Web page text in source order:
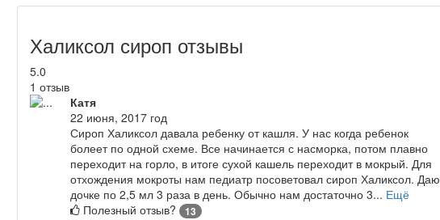
Халиксол сироп отзывы
5.0
1 отзыв
Катя
22 июня, 2017 год
Сироп Халиксол давала ребенку от кашля. У нас когда ребенок
болеет по одной схеме. Все начинается с насморка, потом плавно
переходит на горло, в итоге сухой кашель переходит в мокрый. Для
отхождения мокроты нам педиатр посоветовал сироп Халиксол. Даю
дочке по 2,5 мл 3 раза в день. Обычно нам достаточно 3... Ещё
Полезный отзыв?
13